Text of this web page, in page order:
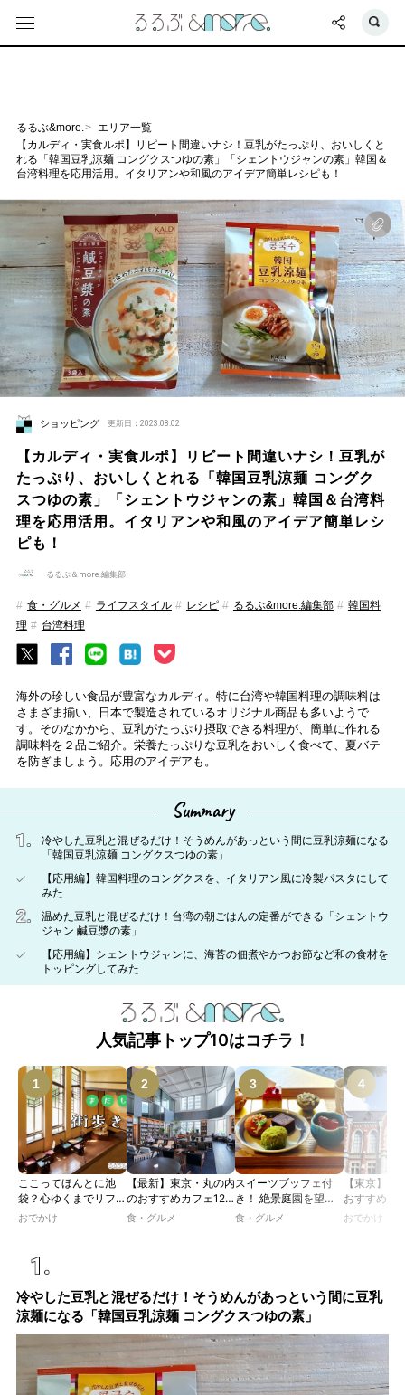
るるぶ&more.
エリア一覧
【カルディ・実食ルポ】リピート間違いナシ！豆乳がたっぷり、おいしくと
れる「韓国豆乳涼麺 コングクスつゆの素」「シェントウジャンの素」韓国＆
台湾料理を応用活用。イタリアンや和風のアイデア簡単レシピも！
ショッピング 更新日：2023.08.02
【カルディ・実食ルポ】リピート間違いナシ！豆乳が
たっぷり、おいしくとれる「韓国豆乳涼麺 コングク
スつゆの素」「シェントウジャンの素」韓国＆台湾料
理を応用活用。イタリアンや和風のアイデア簡単レシ
ピも！
るるぶ＆more.編集部
食・グルメ ライフスタイル レシピ るるぶ&more.編集部
韓国料
理
台湾料理
海外の珍しい食品が豊富なカルディ。特に台湾や韓国料理の調味料は
さまざま揃い、日本で製造されているオリジナル商品も多いようで
す。そのなかから、豆乳がたっぷり摂取できる料理が、簡単に作れる
調味料を２品ご紹介。栄養たっぷりな豆乳をおいしく食べて、夏バテ
を防ぎましょう。応用のアイデアも。
Summary
冷やした豆乳と混ぜるだけ！そうめんがあっという間に豆乳涼麺になる
「韓国豆乳涼麺 コングクスつゆの素」
【応用編】韓国料理のコングクスを、イタリアン風に冷製パスタにして
みた
温めた豆乳と混ぜるだけ！台湾の朝ごはんの定番ができる「シェントウ
ジャン 鹹豆漿の素」
【応用編】シェントウジャンに、海苔の佃煮やかつお節など和の食材を
トッピングしてみた
人気記事トップ10はコチラ！
ここってほんとに池
袋？心ゆくまでリフレ
ッシュできる池袋・街
おさんぽ部】
おでかけ
【最新】東京・丸の内
のおすすめカフェ12
選｜ひとりでゆったり
食・グルメ
スイーツブッフェ付
き！ 絶景庭園を望む
ホテルレストランで味
食・グルメ
【東京】レ
おすすめカ
｜文化財・
おでかけ
冷やした豆乳と混ぜるだけ！そうめんがあっという間に豆乳
涼麺になる「韓国豆乳涼麺 コングクスつゆの素」